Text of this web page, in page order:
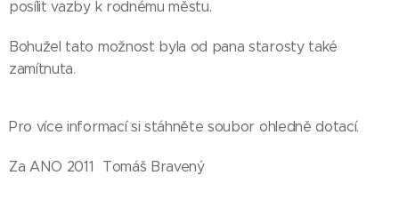
posílit vazby k rodnému městu.
Bohužel tato možnost byla od pana starosty také
zamítnuta.
Pro více informací si stáhněte soubor ohledně dotací.
Za ANO 2011 Tomáš Bravený